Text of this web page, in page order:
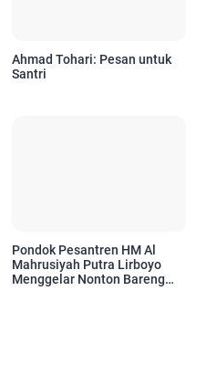
Ahmad Tohari: Pesan untuk
Santri
Pondok Pesantren HM Al
Mahrusiyah Putra Lirboyo
Menggelar Nonton Bareng